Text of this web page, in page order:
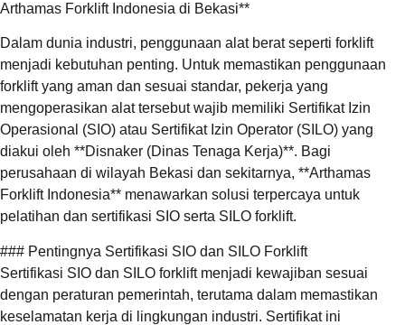
Arthamas Forklift Indonesia di Bekasi**
Dalam dunia industri, penggunaan alat berat seperti forklift
menjadi kebutuhan penting. Untuk memastikan penggunaan
forklift yang aman dan sesuai standar, pekerja yang
mengoperasikan alat tersebut wajib memiliki Sertifikat Izin
Operasional (SIO) atau Sertifikat Izin Operator (SILO) yang
diakui oleh **Disnaker (Dinas Tenaga Kerja)**. Bagi
perusahaan di wilayah Bekasi dan sekitarnya, **Arthamas
Forklift Indonesia** menawarkan solusi terpercaya untuk
pelatihan dan sertifikasi SIO serta SILO forklift.
### Pentingnya Sertifikasi SIO dan SILO Forklift
Sertifikasi SIO dan SILO forklift menjadi kewajiban sesuai
dengan peraturan pemerintah, terutama dalam memastikan
keselamatan kerja di lingkungan industri. Sertifikat ini